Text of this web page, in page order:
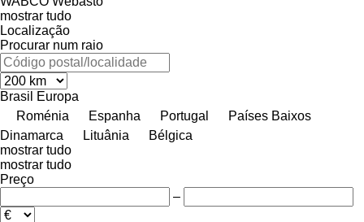
mostrar tudo
Localização
Procurar num raio
Brasil
Europa
Roménia
Espanha Portugal
Países Baixos
Dinamarca
Lituânia
Bélgica
mostrar tudo
mostrar tudo
Preço
–